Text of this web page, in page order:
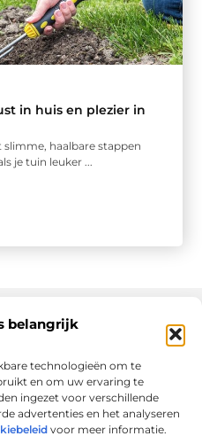
belangrijk
technologieën om te
en om uw ervaring te
ingezet voor verschillende
advertenties en het analyseren
voor meer informatie.
in huis en plezier in
slimme, haalbare stappen
je tuin leuker ...